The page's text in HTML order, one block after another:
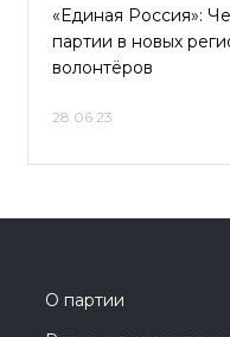
«Единая Россия»:
партии в новых
волонтёров
28.06.23
О партии